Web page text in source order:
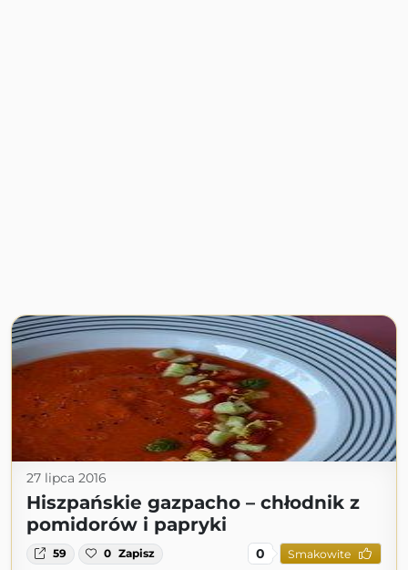
27 lipca 2016
Hiszpańskie gazpacho – chłodnik z
pomidorów i papryki
59 0 Zapisz 0 Smakowite